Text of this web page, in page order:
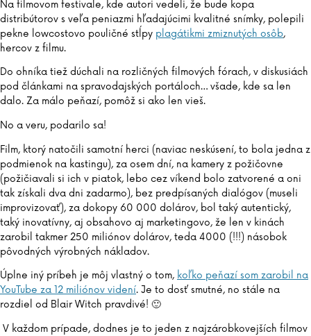
Na filmovom festivale, kde autori vedeli, že bude kopa
distribútorov s veľa peniazmi hľadajúcimi kvalitné snímky, polepili
pekne lowcostovo pouličné stĺpy plagátikmi zmiznutých osôb,
hercov z filmu.
Do ohníka tiež dúchali na rozličných filmových fórach, v diskusiách
pod článkami na spravodajských portáloch… všade, kde sa len
dalo. Za málo peňazí, pomôž si ako len vieš.
No a veru, podarilo sa!
Film, ktorý natočili samotní herci (naviac neskúsení, to bola jedna z
podmienok na kastingu), za osem dní, na kamery z požičovne
(požičiavali si ich v piatok, lebo cez víkend bolo zatvorené a oni
tak získali dva dni zadarmo), bez predpísaných dialógov (museli
improvizovať), za dokopy 60 000 dolárov, bol taký autentický,
taký inovatívny, aj obsahovo aj marketingovo, že len v kinách
zarobil takmer 250 miliónov dolárov, teda 4000 (!!!) násobok
pôvodných výrobných nákladov.
Úplne iný príbeh je môj vlastný o tom, koľko peňazí som zarobil na
YouTube za 12 miliónov videní. Je to dosť smutné, no stále na
rozdiel od Blair Witch pravdivé! 🙂
V každom prípade, dodnes je to jeden z najzárobkovejších filmov